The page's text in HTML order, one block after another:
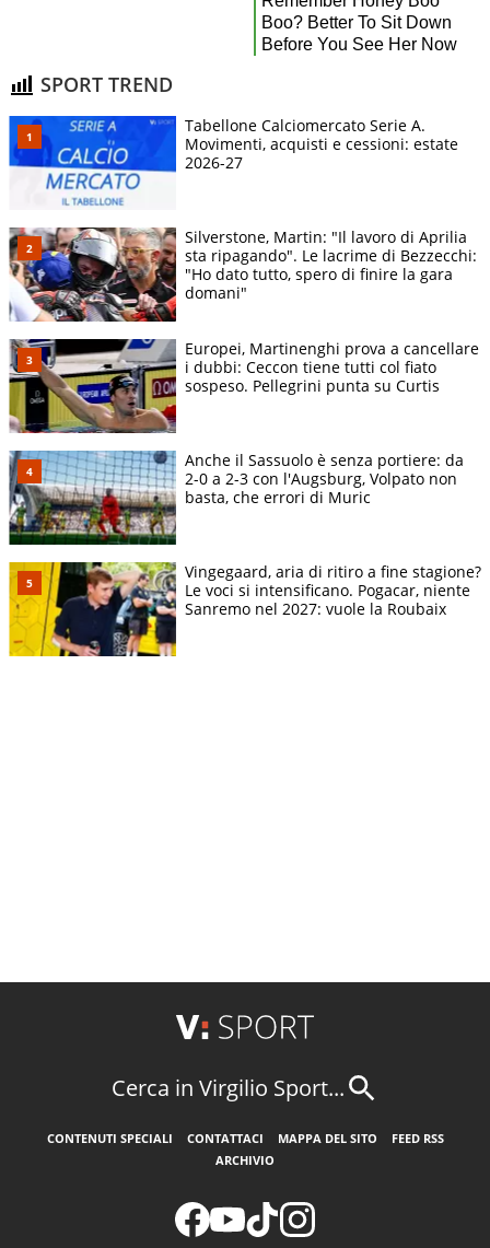
SPORT TREND
Tabellone Calciomercato Serie A.
Movimenti, acquisti e cessioni: estate
2026-27
Silverstone, Martin: "Il lavoro di Aprilia
sta ripagando". Le lacrime di Bezzecchi:
"Ho dato tutto, spero di finire la gara
domani"
Europei, Martinenghi prova a cancellare
i dubbi: Ceccon tiene tutti col fiato
sospeso. Pellegrini punta su Curtis
Anche il Sassuolo è senza portiere: da
2-0 a 2-3 con l'Augsburg, Volpato non
basta, che errori di Muric
Vingegaard, aria di ritiro a fine stagione?
Le voci si intensificano. Pogacar, niente
Sanremo nel 2027: vuole la Roubaix
Cerca in Virgilio Sport...
CONTENUTI SPECIALI CONTATTACI MAPPA DEL SITO
FEED RSS
ARCHIVIO